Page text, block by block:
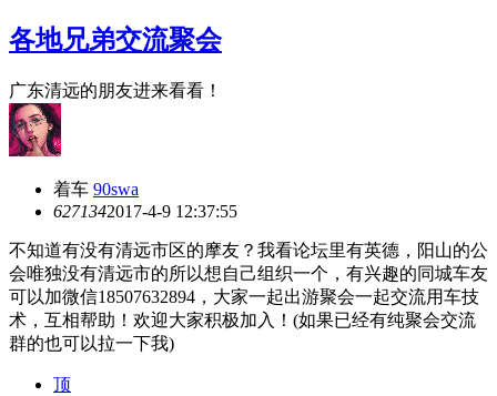
各地兄弟交流聚会
广东清远的朋友进来看看！
着车 90swa
6271342017-4-9 12:37:55
不知道有没有清远市区的摩友？我看论坛里有英德，阳山的公
会唯独没有清远市的所以想自己组织一个，有兴趣的同城车友
可以加微信18507632894，大家一起出游聚会一起交流用车技
术，互相帮助！欢迎大家积极加入！(如果已经有纯聚会交流
群的也可以拉一下我)
顶